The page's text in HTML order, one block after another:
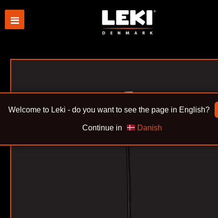
Welcome to Leki - do you want to see the page in English?
Continue in Danish